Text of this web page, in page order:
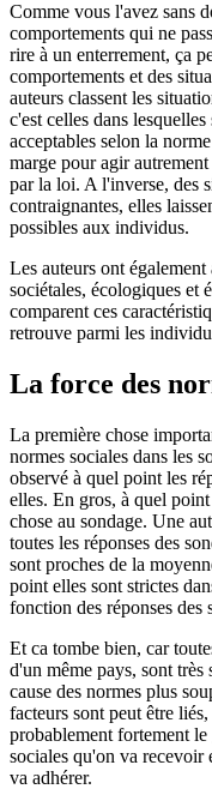
Comme vous l'avez sans
comportements qui ne
rire à un enterrement, ça
comportements et des
auteurs classent les
c'est celles dans
acceptables selon la
marge pour agir
par la loi. A l'inverse, des
contraignantes, elles
possibles aux individus.
Les auteurs ont également
sociétales, écologiques et
comparent ces
retrouve parmi les
La force des
La première chose
normes sociales dans les
observé à quel point les
elles. En gros, à quel
chose au sondage. Une
toutes les réponses des
sont proches de la
point elles sont strictes
fonction des réponses des
Et ca tombe bien, car
d'un même pays, sont
cause des normes plus
facteurs sont peut être
probablement fortement
sociales qu'on va recevoir
va adhérer.